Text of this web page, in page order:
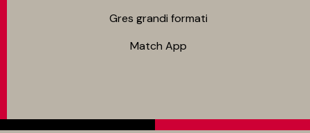
Gres grandi formati
Match App